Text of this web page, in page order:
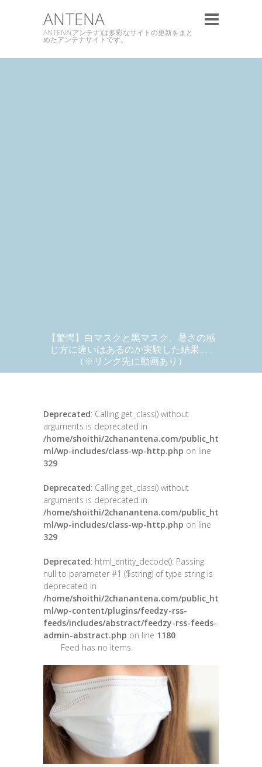
ANTENA
ANTENA(アンテナ)は多彩なサイトの更新をまと
めたアンテナサイトです。
【驚愕】白マスクと黒マスク、暑さの感
じ方に違いはあるのか実験した結果……
（※リンク先に動画あり）
Deprecated: Calling get_class() without
arguments is deprecated in
/home/shoithi/2chanantena.com/public_ht
ml/wp-includes/class-wp-http.php on line
329
Deprecated: Calling get_class() without
arguments is deprecated in
/home/shoithi/2chanantena.com/public_ht
ml/wp-includes/class-wp-http.php on line
329
Deprecated: html_entity_decode(): Passing
null to parameter #1 ($string) of type string is
deprecated in
/home/shoithi/2chanantena.com/public_ht
ml/wp-content/plugins/feedzy-rss-
feeds/includes/abstract/feedzy-rss-feeds-
admin-abstract.php on line 1180
Feed has no items.